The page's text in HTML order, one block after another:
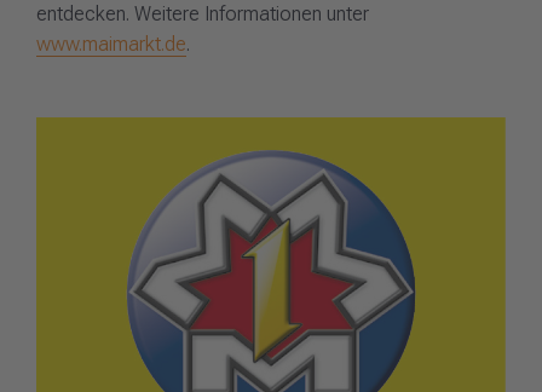
entdecken. Weitere Informationen unter
www.maimarkt.de.